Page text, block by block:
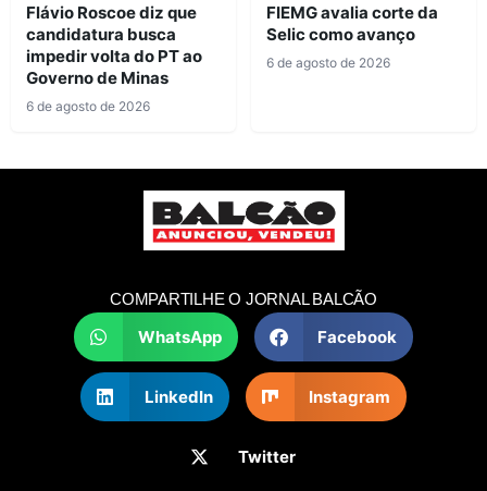
Flávio Roscoe diz que
candidatura busca
impedir volta do PT ao
Governo de Minas
6 de agosto de 2026
FIEMG avalia corte da
Selic como avanço
6 de agosto de 2026
COMPARTILHE O JORNAL BALCÃO
WhatsApp Facebook
LinkedIn Instagram
Twitter